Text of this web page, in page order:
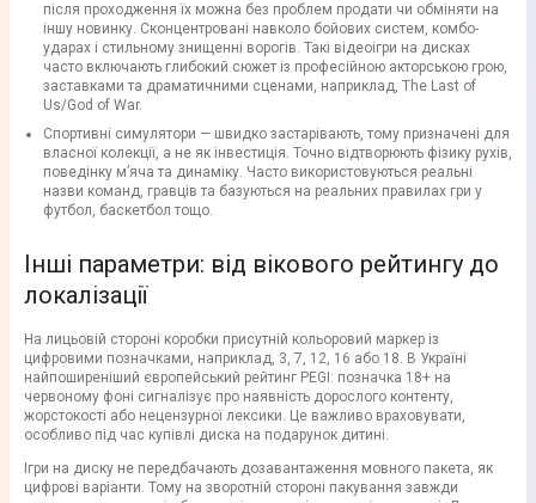
після проходження їх можна без проблем продати чи обміняти на
іншу новинку. Сконцентровані навколо бойових систем, комбо-
ударах і стильному знищенні ворогів. Такі відеоігри на дисках
часто включають глибокий сюжет із професійною акторською грою,
заставками та драматичними сценами, наприклад, The Last of
Us/God of War.
Спортивні симулятори — швидко застарівають, тому призначені для
власної колекції, а не як інвестиція. Точно відтворюють фізику рухів,
поведінку м’яча та динаміку. Часто використовуються реальні
назви команд, гравців та базуються на реальних правилах гри у
футбол, баскетбол тощо.
Інші параметри: від вікового рейтингу до
локалізації
На лицьовій стороні коробки присутній кольоровий маркер із
цифровими позначками, наприклад, 3, 7, 12, 16 або 18. В Україні
найпоширеніший європейський рейтинг PEGI: позначка 18+ на
червоному фоні сигналізує про наявність дорослого контенту,
жорстокості або нецензурної лексики. Це важливо враховувати,
особливо під час купівлі диска на подарунок дитині.
Ігри на диску не передбачають дозавантаження мовного пакета, як
цифрові варіанти. Тому на зворотній стороні пакування завжди